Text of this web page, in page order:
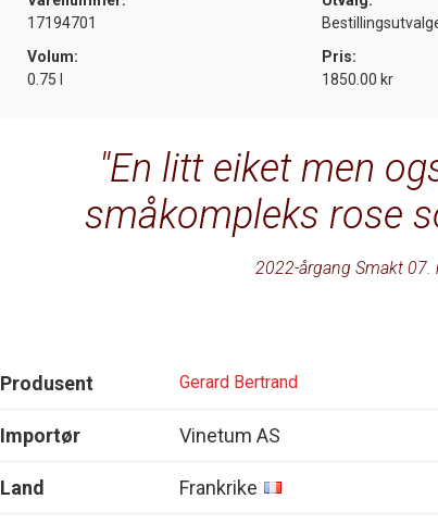
17194701
Volum:
0.75 l
Pris:
1850.00 kr
En litt eiket men
småkompleks rose
2022-årgang Smakt 07.
Produsent Gerard Bertrand
Importør Vinetum AS
Land Frankrike